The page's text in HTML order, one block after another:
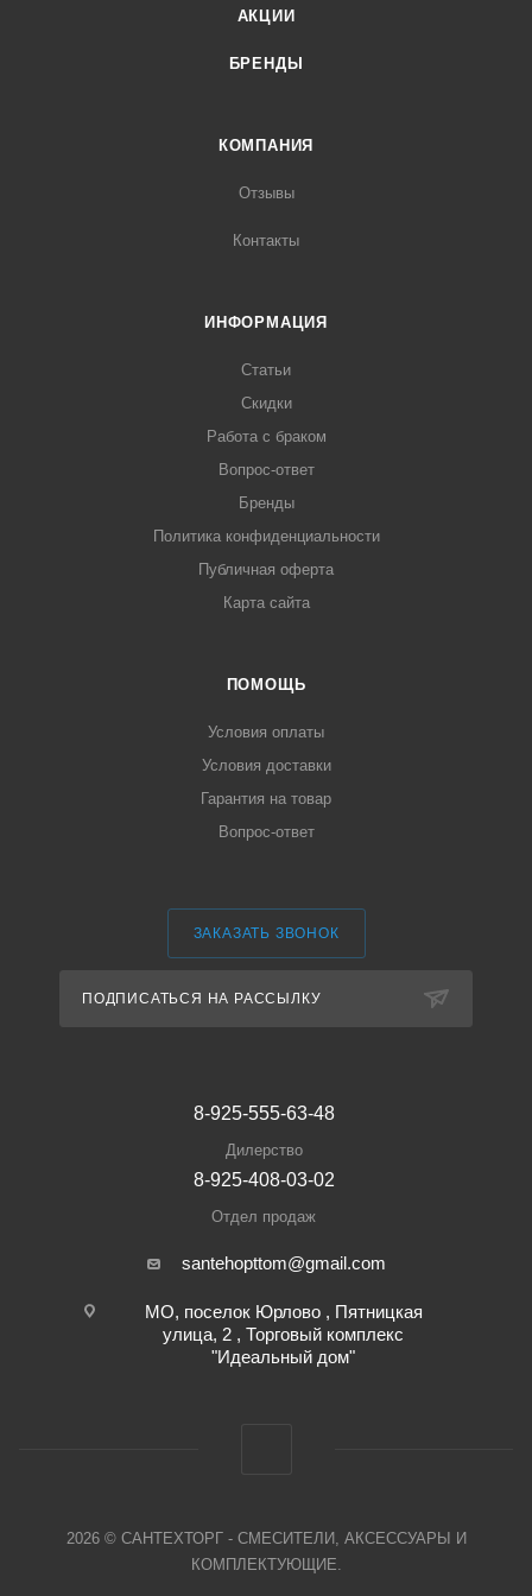
АКЦИИ
БРЕНДЫ
КОМПАНИЯ
Отзывы
Контакты
ИНФОРМАЦИЯ
Статьи
Скидки
Работа с браком
Вопрос-ответ
Бренды
Политика конфиденциальности
Публичная оферта
Карта сайта
ПОМОЩЬ
Условия оплаты
Условия доставки
Гарантия на товар
Вопрос-ответ
ЗАКАЗАТЬ ЗВОНОК
ПОДПИСАТЬСЯ НА РАССЫЛКУ
8-925-555-63-48
Дилерство
8-925-408-03-02
Отдел продаж
santehopttom@gmail.com
МО, поселок Юрлово , Пятницкая
улица, 2 , Торговый комплекс
"Идеальный дом"
2026 © САНТЕХТОРГ - СМЕСИТЕЛИ, АКСЕССУАРЫ И
КОМПЛЕКТУЮЩИЕ.